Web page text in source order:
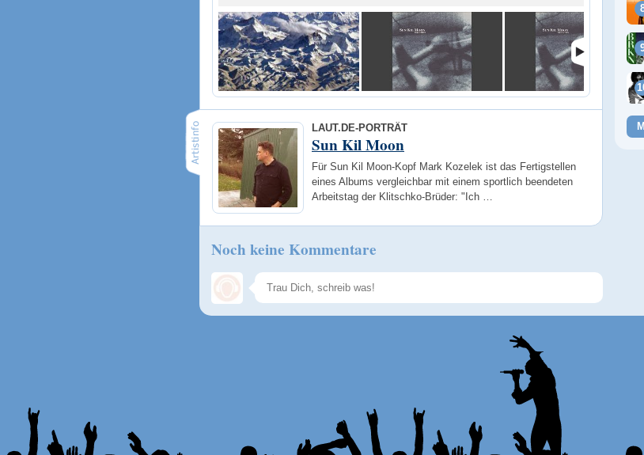
LAUT.DE-PORTRÄT
Sun Kil Moon
Für Sun Kil Moon-Kopf Mark Kozelek ist das Fertigstellen
eines Albums vergleichbar mit einem sportlich beendeten
Arbeitstag der Klitschko-Brüder: "Ich …
Noch keine Kommentare
Speichern